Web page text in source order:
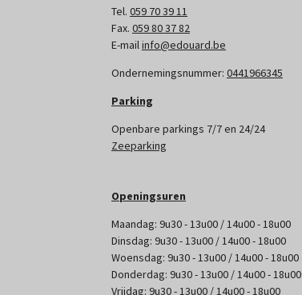
Tel. 059 70 39 11
Fax. 059 80 37 82
E-mailinfo@edouard.be
Ondernemingsnummer: 0441966345
Parking
Openbare parkings 7/7 en 24/24
Zeeparking
Openingsuren
Maandag: 9u30 - 13u00 / 14u00 - 18u00
Dinsdag: 9u30 - 13u00 / 14u00 - 18u00
Woensdag: 9u30 - 13u00 / 14u00 - 18u00
Donderdag: 9u30 - 13u00 / 14u00 - 18u00
Vrijdag: 9u30 - 13u00 / 14u00 - 18u00